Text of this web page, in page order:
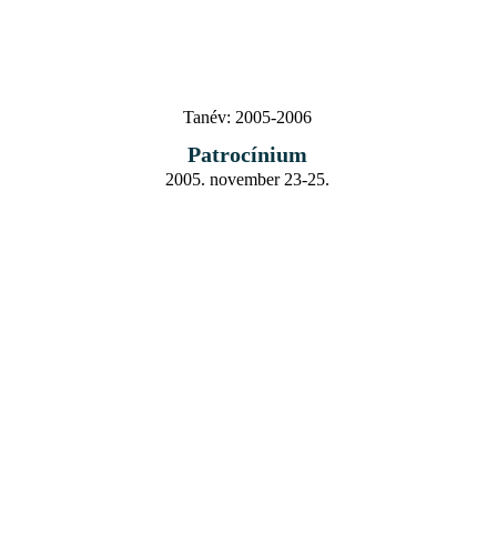
Tanév: 2005-2006
Patrocínium
2005. november 23-25.